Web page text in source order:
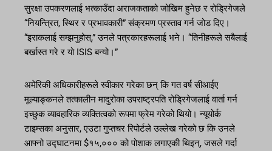
सुरक्षा उपकरणलाई भत्काउँदा अराजकताको जोखिम हुनेछ र रोड्रिगेजले
“नियन्त्रित, स्थिर र प्रभावकारी” संक्रमण प्रस्ताव गर्न जोड दिए।
“इराकलाई सम्झनुहोस्,” उनले पत्रकारहरूलाई भने। “तिनीहरूले सबैलाई
बर्खास्त गरे र यो ISIS बन्यो।”
अमेरिकी अधिकारीहरूले स्वीकार गरेका छन् कि गत वर्ष सीआईए
मूल्याङ्कनले तत्कालीन मादुरोका उपराष्ट्रपति रोड्रिगेजलाई वार्ता गर्न
इच्छुक व्यावहारिक व्यक्तित्वको रूपमा फ्रेम गरेको थियो। न्यूयोर्क
टाइम्सका अनुसार, एउटा गुप्तचर रिपोर्टले उल्लेख गरेको छ कि उनले
आफ्नो उद्घाटनमा $१५,००० को पोशाक लगाएकी थिइन्, जसले गर्दा